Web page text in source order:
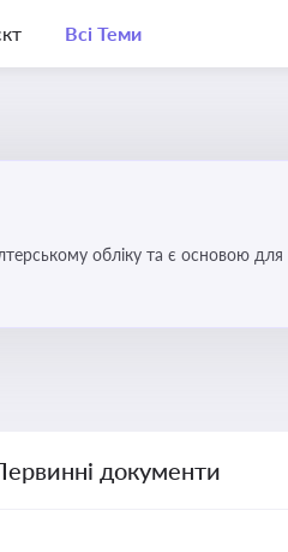
Всі Теми
обліку та є основою
документи